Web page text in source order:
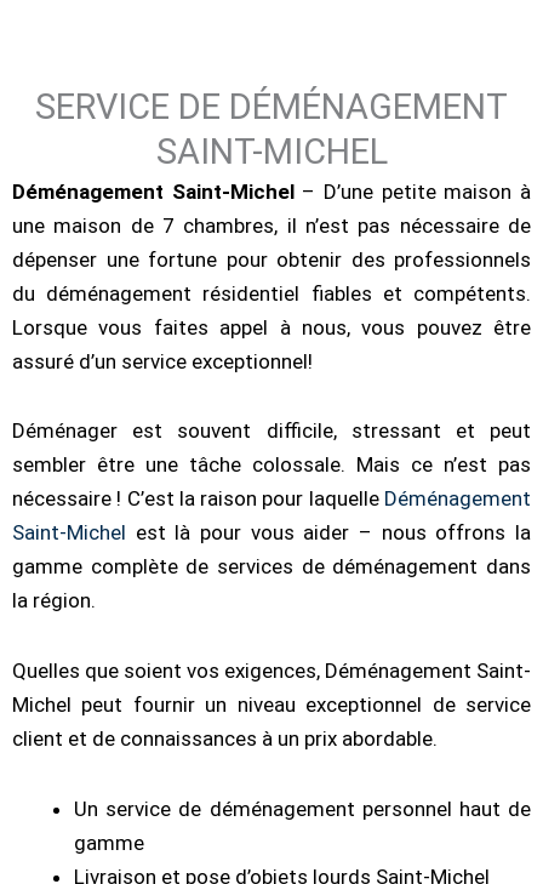
SERVICE DE DÉMÉNAGEMENT
SAINT-MICHEL
Déménagement Saint-Michel– D’une petite maison à
une maison de 7 chambres, il n’est pas nécessaire de
dépenser une fortune pour obtenir des professionnels
du déménagement résidentiel fiables et compétents.
Lorsque vous faites appel à nous, vous pouvez être
assuré d’un service exceptionnel!
Déménager est souvent difficile, stressant et peut
sembler être une tâche colossale. Mais ce n’est pas
nécessaire ! C’est la raison pour laquelle Déménagement
Saint-Michel est là pour vous aider – nous offrons la
gamme complète de services de déménagement dans
la région.
Quelles que soient vos exigences, Déménagement Saint-
Michel peut fournir un niveau exceptionnel de service
client et de connaissances à un prix abordable.
Un service de déménagement personnel haut de
gamme
Livraison et pose d’objets lourds Saint-Michel